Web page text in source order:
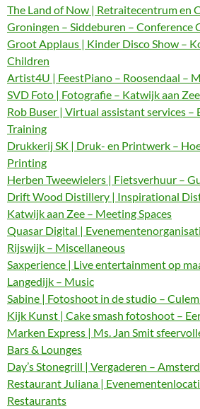
The Land of Now | Retraitecentrum en
Groningen – Siddeburen – Conference
Groot Applaus | Kinder Disco Show –
Children
Artist4U | FeestPiano – Roosendaal –
SVD Foto | Fotografie – Katwijk aan
Rob Buser | Virtual assistant services –
Training
Drukkerij SK | Druk- en Printwerk –
Printing
Herben Tweewielers | Fietsverhuur –
Drift Wood Distillery | Inspirational
Katwijk aan Zee – Meeting Spaces
Quasar Digital |
Rijswijk – Miscellaneous
Saxperience | Live entertainment op
Langedijk – Music
Sabine | Fotoshoot in de studio –
Kijk Kunst | Cake smash fotoshoot –
Marken Express | Ms. Jan Smit
Bars & Lounges
Day’s Stonegrill | Vergaderen –
Restaurant Juliana |
Restaurants